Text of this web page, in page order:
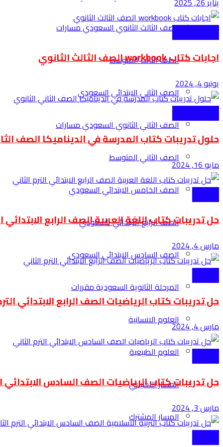
الصف الثالث الثانوي السعودي مسارات
الصف الثالث المتوسط
الصف الثاني الابتدائي السعودي
الصف الثاني الثانوي السعودي مسارات
الصف الثاني المتوسط
الصف الخامس الابتدائي السعودي
الصف الرابع الابتدائي السعودي
الصف السادس الابتدائي السعودي
المرحلة الثانوية السعودية مقررات
العلوم الانسانية
العلوم الطبيعية
المسار الاختياري
المسار المشترك
اجابات كتاب workbook الصف الثالث الثانوي
يونيو 4, 2024
حلول تدريبات كتاب المدرسة في الديناميكا الصف
مايو 16, 2024
حل تدريبات كتاب اللغة العربية الصف الرابع الابتدائي
مارس 4, 2024
حل تدريبات كتاب الرياضيات الصف الرابع الابتدائي
مارس 4, 2024
حل تدريبات كتاب الرياضيات الصف السادس الابتدائي
مارس 3, 2024